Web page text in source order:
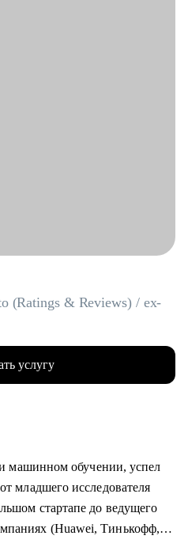
(Ratings & Reviews) / ex-
услугу
и машинном обучении, успел
младшего исследователя
стартапе до ведущего
(Huawei, Тинькофф,